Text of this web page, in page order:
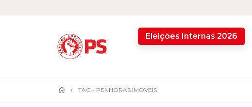
Eleições Internas 2026
TAG - PENHORAS IMÓVEIS